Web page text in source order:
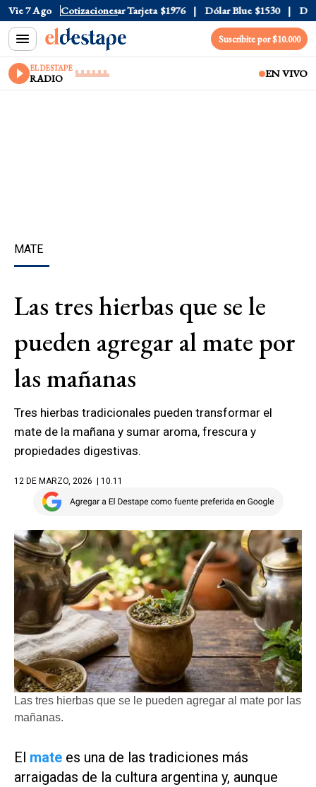
Vie 7 Ago Cotizaciones
Oficial $1520 Dólar Tarjeta $1976 Dólar Blue $1530 Dólar
Suscribite por $10.000
EL DESTAPE
RADIO EN VIVO
MATE
Las tres hierbas que se le
pueden agregar al mate por
las mañanas
Tres hierbas tradicionales pueden transformar el
mate de la mañana y sumar aroma, frescura y
propiedades digestivas.
12 DE MARZO, 2026 | 10.11
Las tres hierbas que se le pueden agregar al mate por las
mañanas.
El mate es una de las tradiciones más
arraigadas de la cultura argentina y, aunque